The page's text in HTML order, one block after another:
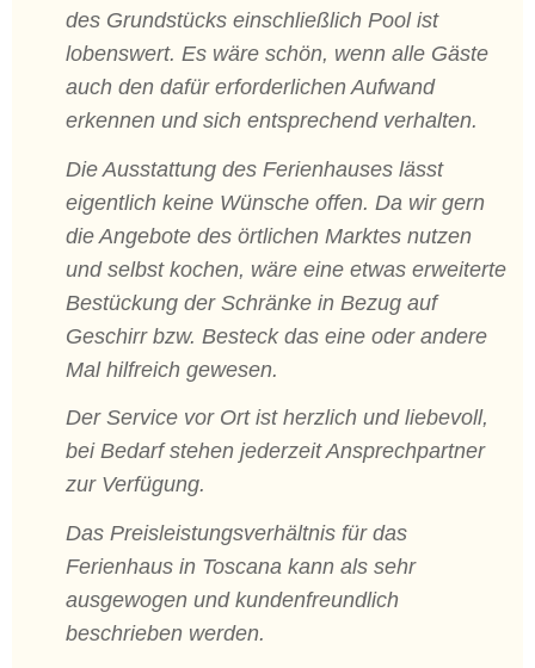
des Grundstücks einschließlich Pool ist
lobenswert. Es wäre schön, wenn alle Gäste
auch den dafür erforderlichen Aufwand
erkennen und sich entsprechend verhalten.
Die Ausstattung des Ferienhauses lässt
eigentlich keine Wünsche offen. Da wir gern
die Angebote des örtlichen Marktes nutzen
und selbst kochen, wäre eine etwas erweiterte
Bestückung der Schränke in Bezug auf
Geschirr bzw. Besteck das eine oder andere
Mal hilfreich gewesen.
Der Service vor Ort ist herzlich und liebevoll,
bei Bedarf stehen jederzeit Ansprechpartner
zur Verfügung.
Das Preisleistungsverhältnis für das
Ferienhaus in Toscana kann als sehr
ausgewogen und kundenfreundlich
beschrieben werden.